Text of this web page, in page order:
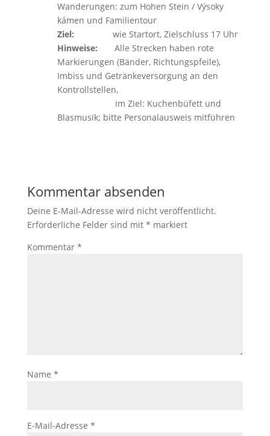
Wanderungen: zum Hohen Stein / Výsoky
kámen und Familientour
Ziel: wie Startort, Zielschluss 17 Uhr
Hinweise: Alle Strecken haben rote
Markierungen (Bänder, Richtungspfeile),
Imbiss und Getränkeversorgung an den
Kontrollstellen,
im Ziel: Kuchenbüfett und
Blasmusik; bitte Personalausweis mitführen
Kommentar absenden
Deine E-Mail-Adresse wird nicht veröffentlicht.
Erforderliche Felder sind mit * markiert
Kommentar *
Name *
E-Mail-Adresse *